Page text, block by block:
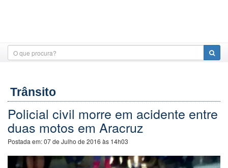
Trânsito
Policial civil morre em acidente entre
duas motos em Aracruz
Postada em:07 de Julho de 2016 às 14h03